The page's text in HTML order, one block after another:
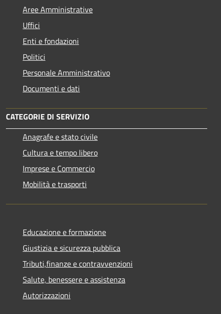
Aree Amministrative
Uffici
Enti e fondazioni
Politici
Personale Amministrativo
Documenti e dati
CATEGORIE DI SERVIZIO
Anagrafe e stato civile
Cultura e tempo libero
Imprese e Commercio
Mobilità e trasporti
Educazione e formazione
Giustizia e sicurezza pubblica
Tributi,finanze e contravvenzioni
Salute, benessere e assistenza
Autorizzazioni